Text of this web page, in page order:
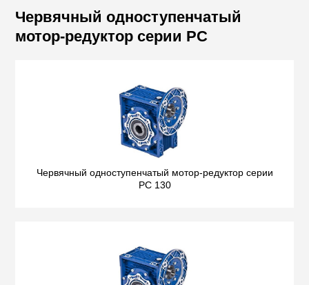
Червячный одноступенчатый
мотор-редуктор серии PC
Червячный одноступенчатый мотор-редуктор серии
PC 130